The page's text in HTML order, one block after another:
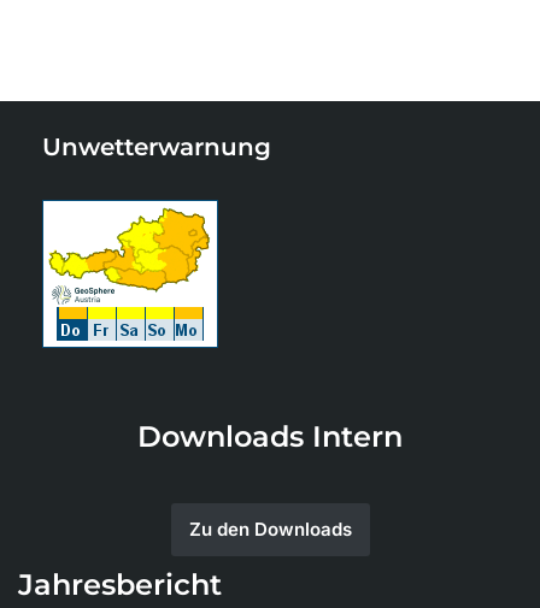
Unwetterwarnung
Downloads Intern
Zu den Downloads
Jahresbericht